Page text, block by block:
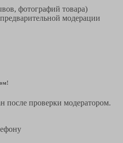
фотографий товара)
модерации
после проверки модератором.